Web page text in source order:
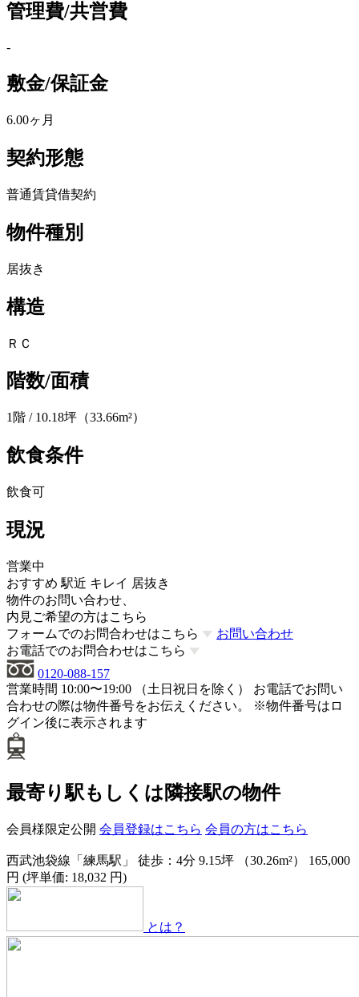
管理費/共営費
-
敷金/保証金
6.00ヶ月
契約形態
普通賃貸借契約
物件種別
居抜き
構造
ＲＣ
階数/面積
1階 / 10.18坪（33.66m²）
飲食条件
飲食可
現況
営業中
おすすめ 駅近 キレイ 居抜き
物件のお問い合わせ、
内見ご希望の方はこちら
フォームでのお問合わせはこちら
お問い合わせ
お電話でのお問合わせはこちら
0120-088-157
営業時間 10:00〜19:00 （土日祝日を除く）
お電話でお問い
合わせの際は物件番号をお伝えください。
※物件番号はロ
グイン後に表示されます
最寄り駅もしくは隣接駅の物件
会員様限定公開 会員登録はこちら 会員の方はこちら
西武池袋線「練馬駅」 徒歩：4分 9.15坪 （30.26m²） 165,000
円 (坪単価: 18,032 円)
とは？